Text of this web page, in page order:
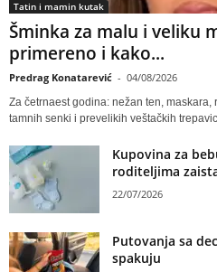
Tatin i mamin kutak
Šminka za malu i veliku
primereno i kako...
Predrag Konatarević - 04/08/2026
Za četrnaest godina: nežan ten, maskara,
tamnih senki i prevelikih veštačkih
Kupovina za
roditeljima
22/07/2026
Putovanja sa
spakuju